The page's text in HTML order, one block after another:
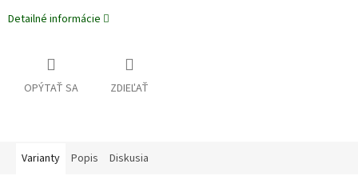
Detailné informácie
OPÝTAŤ SA ZDIEĽAŤ
Varianty Popis Diskusia